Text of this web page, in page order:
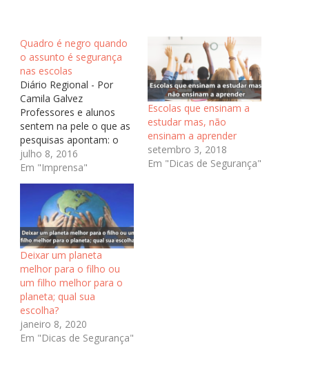
Quadro é negro quando
o assunto é segurança
nas escolas
Diário Regional - Por
Camila Galvez
Professores e alunos
sentem na pele o que as
pesquisas apontam: o
ambiente está cada vez
mais violento A
professora Gisela, que
preferiu não revelar seu
sobrenome, viveu uma
situação que a fez se
afastar definitivamente
do ensino público e
quase abandonar a
profissão.…
julho 8, 2016
Em "Imprensa"
Escolas que ensinam a
estudar mas, não
ensinam a aprender
setembro 3, 2018
Em "Dicas de Segurança"
Deixar um planeta
melhor para o filho ou
um filho melhor para o
planeta; qual sua
escolha?
janeiro 8, 2020
Em "Dicas de Segurança"